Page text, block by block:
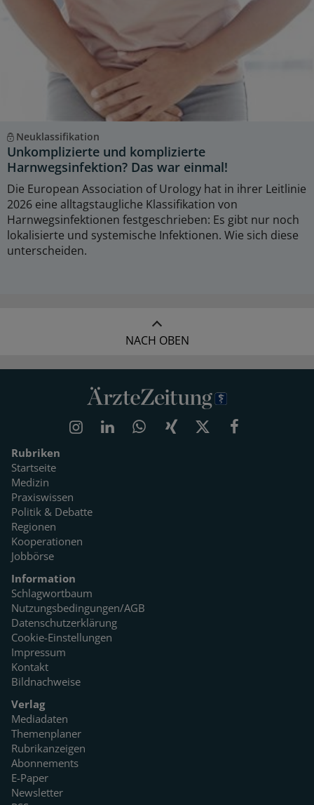
Neuklassifikation
Unkomplizierte und komplizierte
Harnwegsinfektion? Das war einmal!
Die European Association of Urology hat in ihrer Leitlinie
2026 eine alltagstaugliche Klassifikation von
Harnwegsinfektionen festgeschrieben: Es gibt nur noch
lokalisierte und systemische Infektionen. Wie sich diese
unterscheiden.
NACH OBEN
Rubriken
Startseite
Medizin
Praxiswissen
Politik & Debatte
Regionen
Kooperationen
Jobbörse
Information
Schlagwortbaum
Nutzungsbedingungen/AGB
Datenschutzerklärung
Cookie-Einstellungen
Impressum
Kontakt
Bildnachweise
Verlag
Mediadaten
Themenplaner
Rubrikanzeigen
Abonnements
E-Paper
Newsletter